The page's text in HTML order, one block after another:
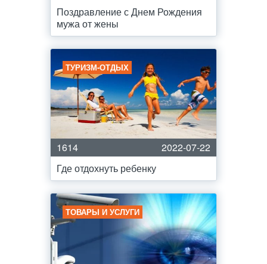
Поздравление с Днем Рождения
мужа от жены
ТУРИЗМ-ОТДЫХ
1614
2022-07-22
Где отдохнуть ребенку
ТОВАРЫ И УСЛУГИ